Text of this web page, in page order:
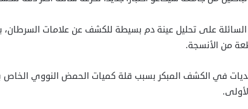
على تحليل عينة دم بسيطة للكشف عن علامات السرطان،
من الأنسجة.
في الكشف المبكر بسبب قلة كميات الحمض النووي الخاص